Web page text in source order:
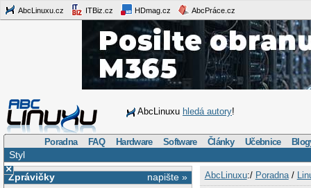
AbcLinuxu.cz ITBiz.cz HDmag.cz AbcPráce.cz
AbcLinuxu hledá autory!
Poradna FAQ Hardware Software Články Učebnice
Styl
×
napište »
Zprávičky
AbcLinuxu:/ Poradna/